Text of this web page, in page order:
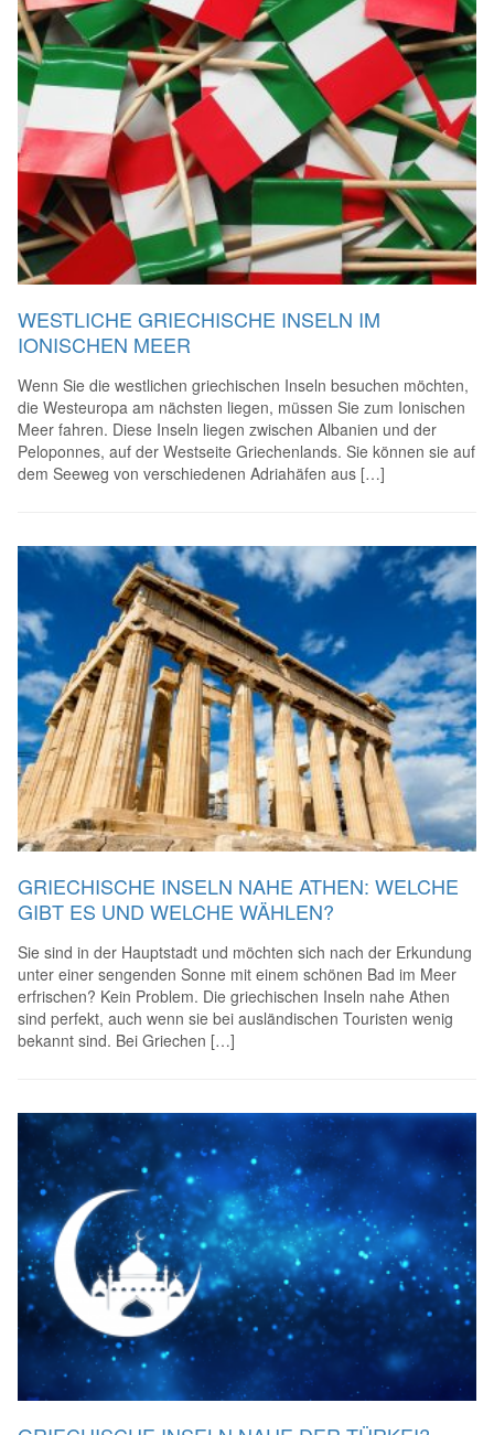
WESTLICHE GRIECHISCHE INSELN IM
IONISCHEN MEER
Wenn Sie die westlichen griechischen Inseln besuchen möchten,
die Westeuropa am nächsten liegen, müssen Sie zum Ionischen
Meer fahren. Diese Inseln liegen zwischen Albanien und der
Peloponnes, auf der Westseite Griechenlands. Sie können sie auf
dem Seeweg von verschiedenen Adriahäfen aus […]
GRIECHISCHE INSELN NAHE ATHEN: WELCHE
GIBT ES UND WELCHE WÄHLEN?
Sie sind in der Hauptstadt und möchten sich nach der Erkundung
unter einer sengenden Sonne mit einem schönen Bad im Meer
erfrischen? Kein Problem. Die griechischen Inseln nahe Athen
sind perfekt, auch wenn sie bei ausländischen Touristen wenig
bekannt sind. Bei Griechen […]